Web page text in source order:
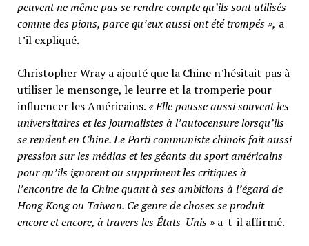
peuvent ne même pas se rendre compte qu’ils sont utilisés
comme des pions, parce qu’eux aussi ont été trompés », a
t’il expliqué.
Christopher Wray a ajouté que la Chine n’hésitait pas à
utiliser le mensonge, le leurre et la tromperie pour
influencer les Américains. « Elle pousse aussi souvent les
universitaires et les journalistes à l’autocensure lorsqu’ils
se rendent en Chine. Le Parti communiste chinois fait aussi
pression sur les médias et les géants du sport américains
pour qu’ils ignorent ou suppriment les critiques à
l’encontre de la Chine quant à ses ambitions à l’égard de
Hong Kong ou Taiwan. Ce genre de choses se produit
encore et encore, à travers les États-Unis »a-t-il affirmé.